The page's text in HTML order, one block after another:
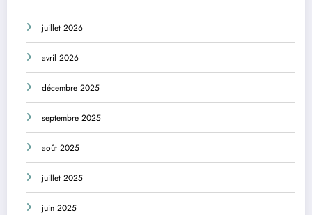
juillet 2026
avril 2026
décembre 2025
septembre 2025
août 2025
juillet 2025
juin 2025